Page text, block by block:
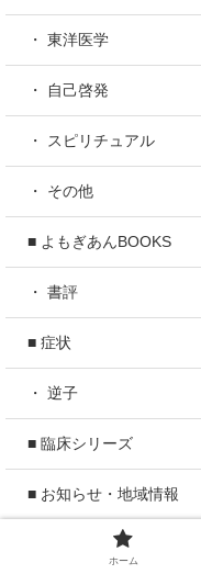
・ 東洋医学
・ 自己啓発
・ スピリチュアル
・ その他
■ よもぎあんBOOKS
・ 書評
■ 症状
・ 逆子
■ 臨床シリーズ
■ お知らせ・地域情報
ホーム